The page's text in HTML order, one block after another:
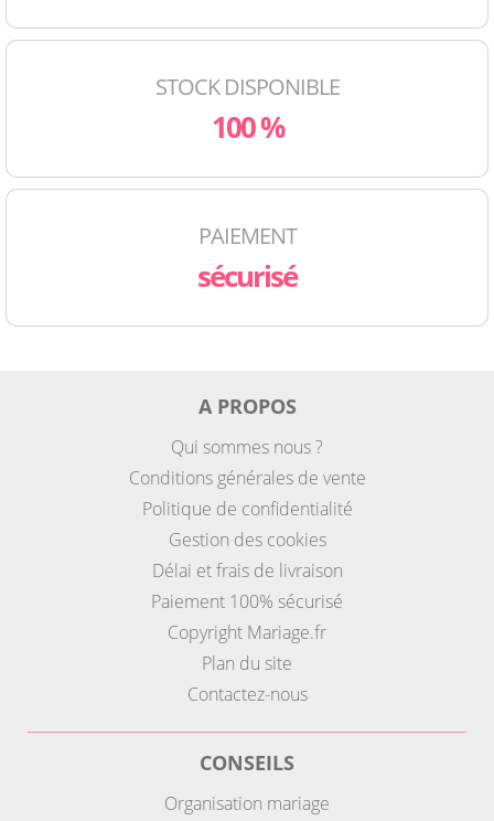
STOCK DISPONIBLE
100 %
PAIEMENT
sécurisé
A PROPOS
Qui sommes nous ?
Conditions générales de vente
Politique de confidentialité
Gestion des cookies
Délai et frais de livraison
Paiement 100% sécurisé
Copyright Mariage.fr
Plan du site
Contactez-nous
CONSEILS
Organisation mariage